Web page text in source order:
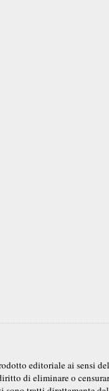
editoriale ai sensi
di eliminare o